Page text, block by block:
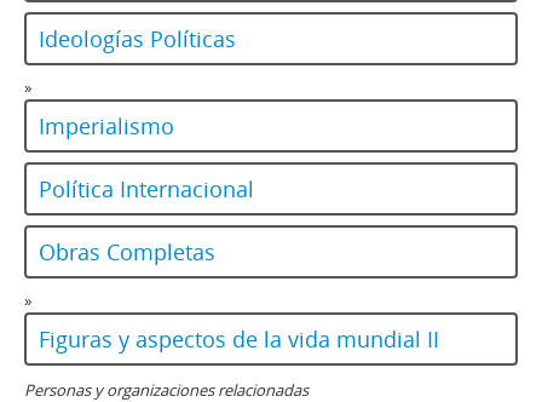
Ideologías Políticas
»
Imperialismo
Política Internacional
Obras Completas
»
Figuras y aspectos de la vida mundial II
Personas y organizaciones relacionadas